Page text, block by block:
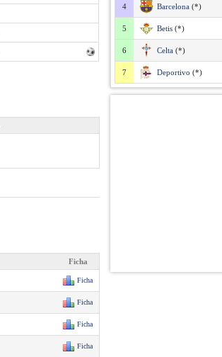
Ficha
Ficha
Ficha
Ficha
Ficha
4 Barcelona (*)
5 Betis (*)
6 Celta (*)
7 Deportivo (*)